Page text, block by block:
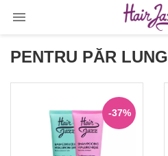

PENTRU PĂR LUNG
-37%